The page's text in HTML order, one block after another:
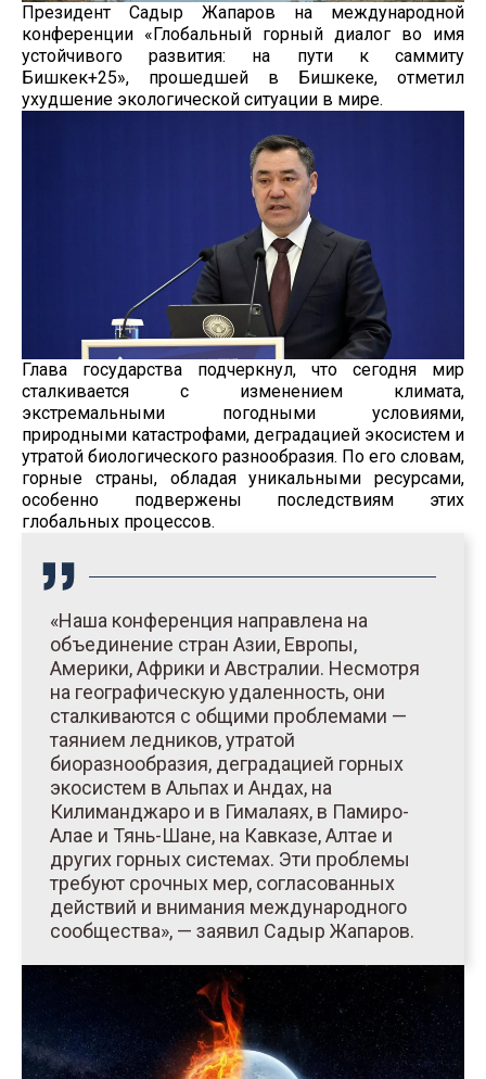
Президент Садыр Жапаров на международной
конференции «Глобальный горный диалог во имя
устойчивого развития: на пути к саммиту
Бишкек+25», прошедшей в Бишкеке, отметил
ухудшение экологической ситуации в мире.
Глава государства подчеркнул, что сегодня мир
сталкивается с изменением климата,
экстремальными погодными условиями,
природными катастрофами, деградацией экосистем и
утратой биологического разнообразия. По его словам,
горные страны, обладая уникальными ресурсами,
особенно подвержены последствиям этих
глобальных процессов.
«Наша конференция направлена на
объединение стран Азии, Европы,
Америки, Африки и Австралии. Несмотря
на географическую удаленность, они
сталкиваются с общими проблемами —
таянием ледников, утратой
биоразнообразия, деградацией горных
экосистем в Альпах и Андах, на
Килиманджаро и в Гималаях, в Памиро-
Алае и Тянь-Шане, на Кавказе, Алтае и
других горных системах. Эти проблемы
требуют срочных мер, согласованных
действий и внимания международного
сообщества», — заявил Садыр Жапаров.